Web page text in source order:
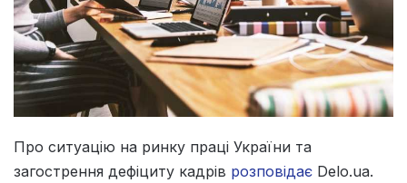
Про ситуацію на ринку праці України та
загострення дефіциту кадрів розповідає Delo.ua.